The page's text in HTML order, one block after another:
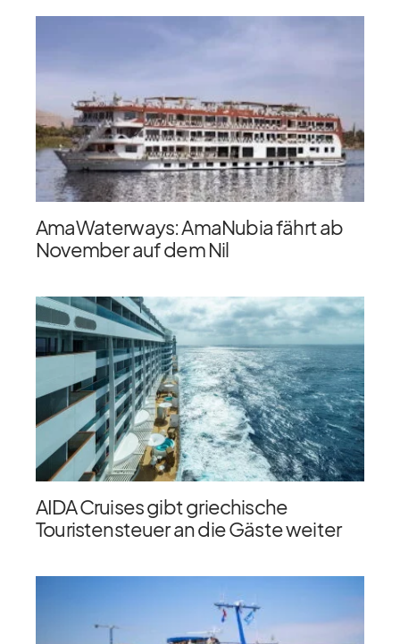
AmaWaterways: AmaNubia fährt ab
November auf dem Nil
AIDA Cruises gibt griechische
Touristensteuer an die Gäste weiter